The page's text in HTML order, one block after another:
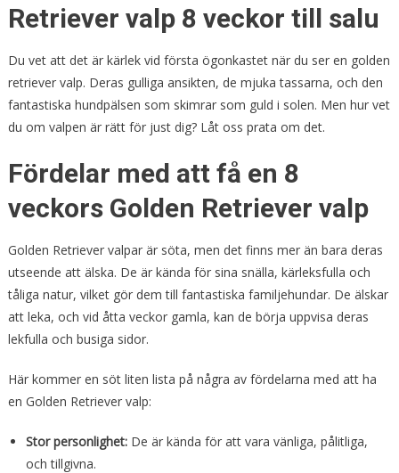
Retriever valp 8 veckor till salu
Du vet att det är kärlek vid första ögonkastet när du ser en golden
retriever valp. Deras gulliga ansikten, de mjuka tassarna, och den
fantastiska hundpälsen som skimrar som guld i solen. Men hur vet
du om valpen är rätt för just dig? Låt oss prata om det.
Fördelar med att få en 8
veckors Golden Retriever valp
Golden Retriever valpar är söta, men det finns mer än bara deras
utseende att älska. De är kända för sina snälla, kärleksfulla och
tåliga natur, vilket gör dem till fantastiska familjehundar. De älskar
att leka, och vid åtta veckor gamla, kan de börja uppvisa deras
lekfulla och busiga sidor.
Här kommer en söt liten lista på några av fördelarna med att ha
en Golden Retriever valp:
Stor personlighet:De är kända för att vara vänliga, pålitliga,
och tillgivna.